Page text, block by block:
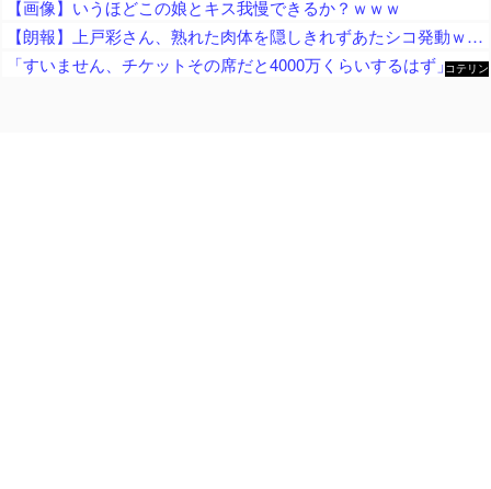
【画像】いうほどこの娘とキス我慢できるか？ｗｗｗ
【朗報】上戸彩さん、熟れた肉体を隠しきれずあたシコ発動ｗｗｗ
「すいません、チケットその席だと4000万くらいするはず」とミス慶應の富豪っぷりに目撃者絶句、色々な意味で住む世界が違いすぎる……
コテリン